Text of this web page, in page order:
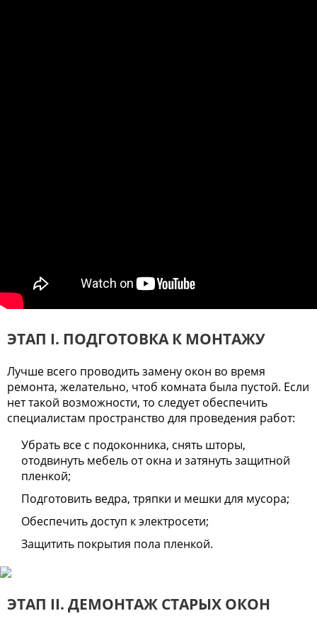
ЭТАП I. ПОДГОТОВКА К МОНТАЖУ
Лучше всего проводить замену окон во время
ремонта, желательно, чтоб комната была пустой. Если
нет такой возможности, то следует обеспечить
специалистам пространство для проведения работ:
Убрать все с подоконника, снять шторы,
отодвинуть мебель от окна и затянуть защитной
пленкой;
Подготовить ведра, тряпки и мешки для мусора;
Обеспечить доступ к электросети;
Защитить покрытия пола пленкой.
ЭТАП II. ДЕМОНТАЖ СТАРЫХ ОКОН